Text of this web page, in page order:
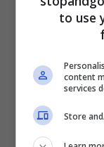
POTREBBE
mirino
to use
content
services
Store